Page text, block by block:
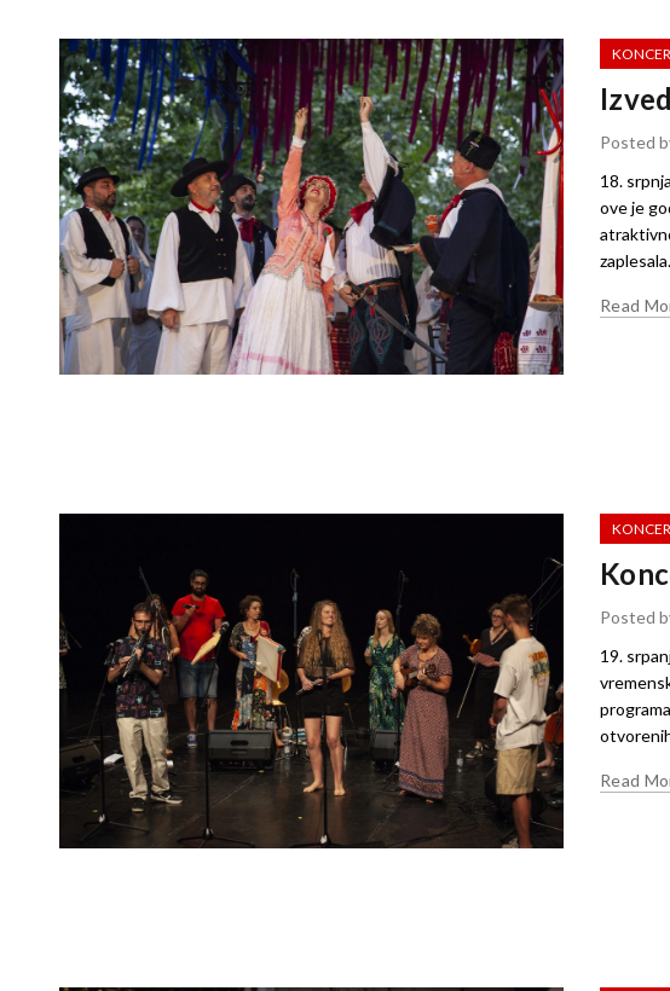
Posted
18.
ove je
Read
Posted
19.
Read